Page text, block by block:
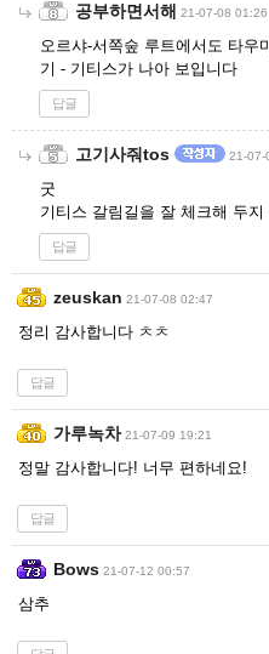
공부하면서해 21-07-08 01:26
오르샤-서쪽숲 루트에서도 타우
기 - 기티스가 나아 보입니다
답글
고기사줘tos 21-07-
굿
기티스 갈림길을 잘 체크해 두지
답글
zeuskan 21-07-08 02:47
정리 감사합니다 ㅊㅊ
답글
가루녹차 21-07-09 19:21
정말 감사합니다! 너무 편하네요!
답글
Bows 21-07-12 00:57
삼추